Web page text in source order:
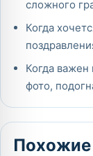
сложного
Когда
Когда важен
фото,